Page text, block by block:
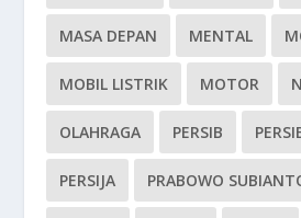
MASA DEPAN MENTAL
MOBIL LISTRIK MOTOR
OLAHRAGA PERSIB
PERSIJA PRABOWO